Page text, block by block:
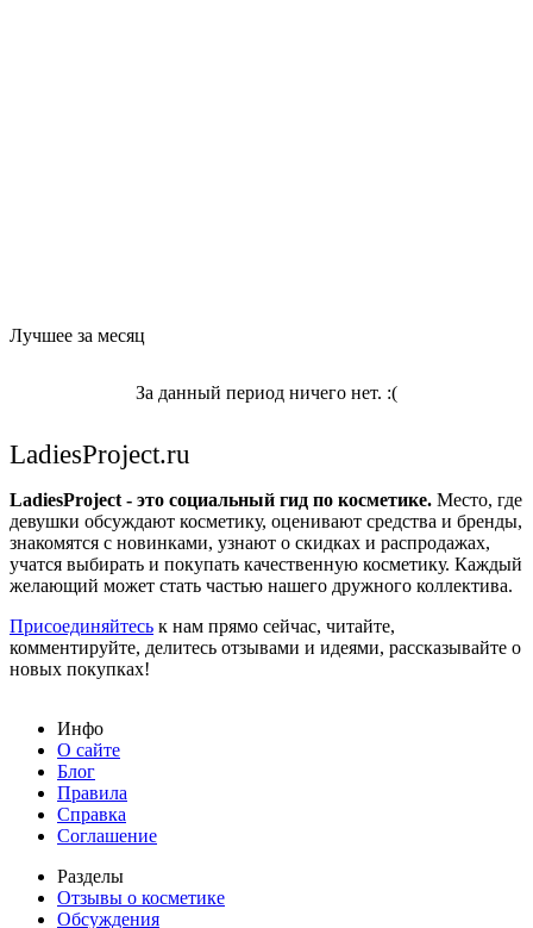
Лучшее за месяц
За данный период ничего нет. :(
LadiesProject.ru
LadiesProject - это социальный гид по косметике. Место, где
девушки обсуждают косметику, оценивают средства и бренды,
знакомятся с новинками, узнают о скидках и распродажах,
учатся выбирать и покупать качественную косметику. Каждый
желающий может стать частью нашего дружного коллектива.
Присоединяйтесь к нам прямо сейчас, читайте,
комментируйте, делитесь отзывами и идеями, рассказывайте о
новых покупках!
Инфо
О сайте
Блог
Правила
Справка
Соглашение
Разделы
Отзывы о косметике
Обсуждения